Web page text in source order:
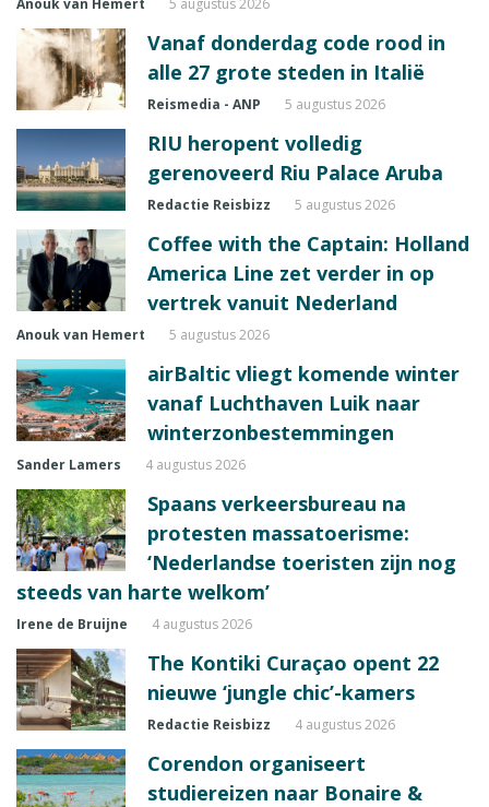
Vanaf donderdag code rood in
alle 27 grote steden in Italië
Reismedia - ANP 5 augustus 2026
RIU heropent volledig
gerenoveerd Riu Palace Aruba
Redactie Reisbizz 5 augustus 2026
Coffee with the Captain: Holland
America Line zet verder in op
vertrek vanuit Nederland
Anouk van Hemert 5 augustus 2026
airBaltic vliegt komende winter
vanaf Luchthaven Luik naar
winterzonbestemmingen
Sander Lamers 4 augustus 2026
Spaans verkeersbureau na
protesten massatoerisme:
‘Nederlandse toeristen zijn nog
steeds van harte welkom’
Irene de Bruijne 4 augustus 2026
The Kontiki Curaçao opent 22
nieuwe ‘jungle chic’-kamers
Redactie Reisbizz 4 augustus 2026
Corendon organiseert
studiereizen naar Bonaire &